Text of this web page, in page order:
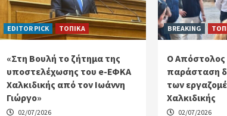
EDITOR PICK ΤΟΠΙΚΑ
«Στη Βουλή το ζήτημα της
υποστελέχωσης του e-ΕΦΚΑ
Χαλκιδικής από τον Ιωάννη
Γιώργο»
02/07/2026
BREAKING
Ο Απόστολος
παράσταση
των
Χαλκιδικής
02/07/2026